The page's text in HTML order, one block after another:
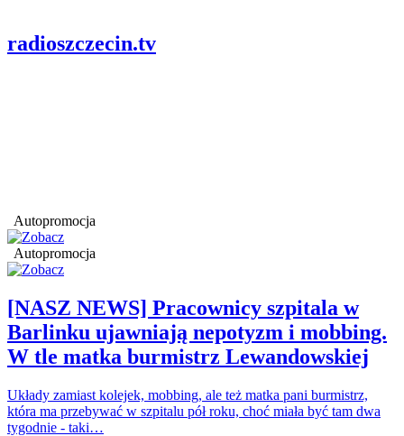
radioszczecin.tv
Autopromocja
Autopromocja
[NASZ NEWS] Pracownicy szpitala w
Barlinku ujawniają nepotyzm i mobbing.
W tle matka burmistrz Lewandowskiej
Układy zamiast kolejek, mobbing, ale też matka pani burmistrz,
która ma przebywać w szpitalu pół roku, choć miała być tam dwa
tygodnie - taki…